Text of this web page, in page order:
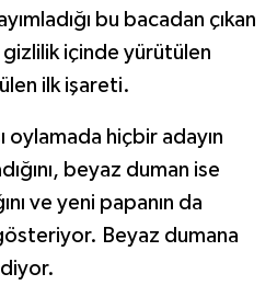
bu bacadan çıkan
içinde yürütülen
ilk işareti.
oylamada hiçbir adayın
beyaz duman ise
ve yeni papanın da
Beyaz dumana